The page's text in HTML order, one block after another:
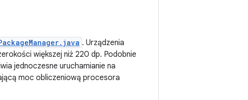
. Urządzenia
większej niż 220 dp. Podobnie
jednoczesne uruchamianie na
moc obliczeniową procesora